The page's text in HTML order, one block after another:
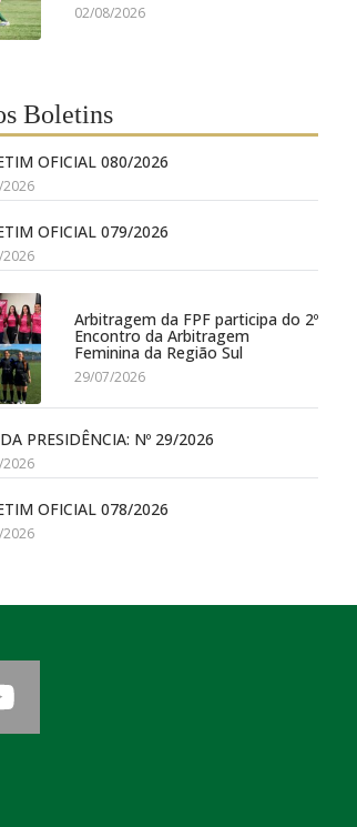
02/08/2026
Boletins
OFICIAL 080/2026
OFICIAL 079/2026
Arbitragem da FPF participa do 2º
Encontro da Arbitragem
Feminina da Região Sul
29/07/2026
PRESIDÊNCIA: Nº 29/2026
OFICIAL 078/2026